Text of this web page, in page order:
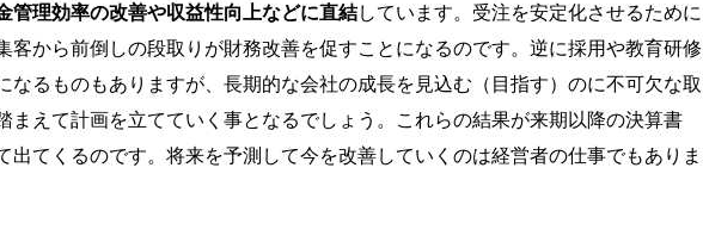
管理効率の改善や収益性向上などに直結しています。受注を安定化させるために
客から前倒しの段取りが財務改善を促すことになるのです。逆に採用や教育研修
なるものもありますが、長期的な会社の成長を見込む（目指す）のに不可欠な取
まえて計画を立てていく事となるでしょう。これらの結果が来期以降の決算書
出てくるのです。将来を予測して今を改善していくのは経営者の仕事でもありま